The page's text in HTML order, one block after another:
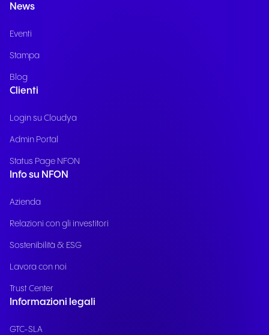
News
Eventi
Stampa
Blog
Clienti
Login su Cloudya
Admin Portal
Status Page NFON
Info su NFON
Azienda
Relazioni con gli investitori
Sostenibilità & ESG
Lavora con noi
Trust Center
Informazioni legali
GTC-SLA